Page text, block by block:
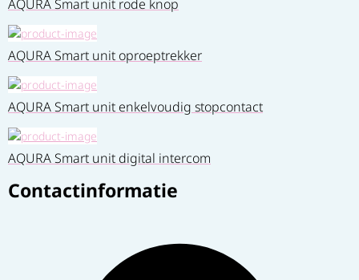
AQURA Smart unit rode knop
AQURA Smart unit oproeptrekker
AQURA Smart unit enkelvoudig stopcontact
AQURA Smart unit digital intercom
Contactinformatie